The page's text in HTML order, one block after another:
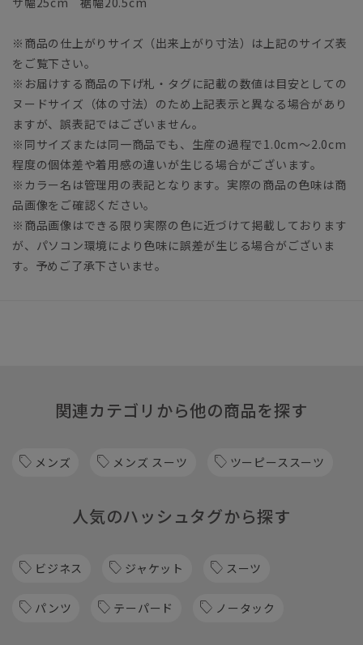
※商品の仕上がりサイズ（出来上がり寸法）は上記のサイズ表
をご覧下さい。
※お届けする商品の下げ札・タグに記載の数値は目安としての
ヌードサイズ（体の寸法）のため上記表示と異なる場合があり
ますが、誤表記ではございません。
※同サイズまたは同一商品でも、生産の過程で1.0cm～2.0cm
程度の個体差や着用感の違いが生じる場合がございます。
※カラー名は管理用の表記となります。実際の商品の色味は商
品画像をご確認ください。
※商品画像はできる限り実際の色に近づけて掲載しております
が、パソコン環境により色味に誤差が生じる場合がございま
す。予めご了承下さいませ。
関連カテゴリから他の商品を探す
メンズ メンズ スーツ ツーピーススーツ
人気のハッシュタグから探す
ビジネス ジャケット スーツ
パンツ テーパード ノータック